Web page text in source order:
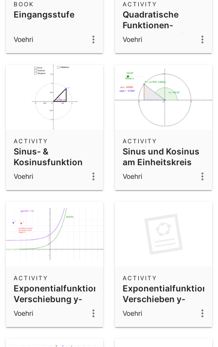
Community Resources
App Downloads
Get started with the GeoGebra Apps
Eingangsstufe
BOOK
Voehri
Quadratische
Funktionen-
Scheitelpunktform
ACTIVITY
Voehri
Sinus- &
Kosinusfunktion
ACTIVITY
Voehri
Sinus und Kosinus
am Einheitskreis
ACTIVITY
Voehri
Exponentialfunktion
Verschiebung y-
Richtung
ACTIVITY
Voehri
Exponentialfunktion
Verschieben y-
Richtung
ACTIVITY
Voehri